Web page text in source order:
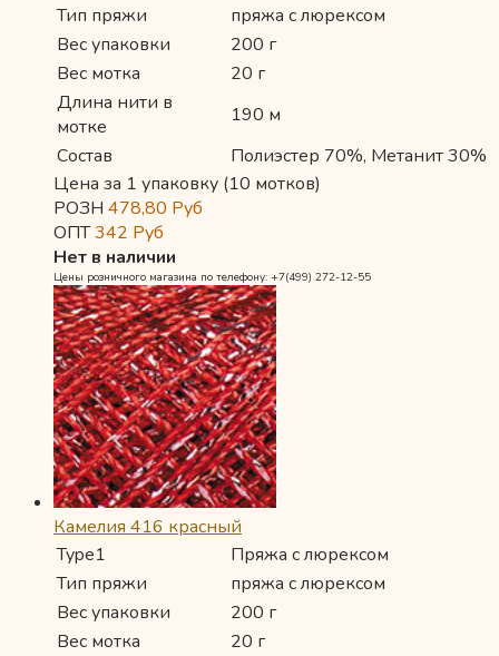
Тип пряжи
пряжа с люрексом
Вес упаковки
200 г
Вес мотка
20 г
Длина нити в
мотке
190 м
Состав
Полиэстер 70%, Метанит 30%
Цена за 1 упаковку (10 мотков)
РОЗН 478,80 Руб
ОПТ342 Руб
Нет в наличии
Цены розничного магазина по телефону: +7(499) 272-12-55
Камелия 416 красный
Type1
Пряжа с люрексом
Тип пряжи
пряжа с люрексом
Вес упаковки
200 г
Вес мотка
20 г